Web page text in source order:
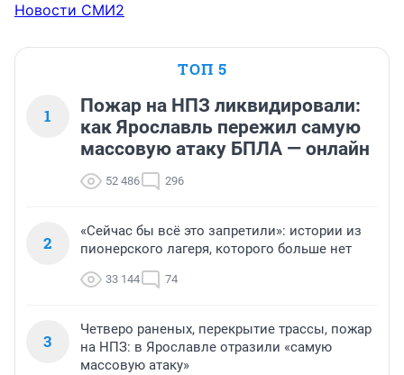
Новости СМИ2
ТОП 5
1
Пожар на НПЗ ликвидировали:
как Ярославль пережил самую
массовую атаку БПЛА — онлайн
52 486 296
2
«Сейчас бы всё это запретили»: истории из
пионерского лагеря, которого больше нет
33 144 74
3
Четверо раненых, перекрытие трассы, пожар
на НПЗ: в Ярославле отразили «самую
массовую атаку»